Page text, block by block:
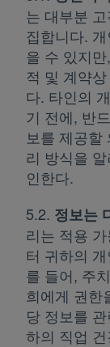
는 대부분
집합니다.
을 수 있지
적 및 계약
다. 타인의
기 전에, 반
보를 제공할
리 방식을
인한다.
5.2. 정보는
리는 적용
터 귀하의
를 들어, 주
희에게 권한
당 정보를
하의 직업